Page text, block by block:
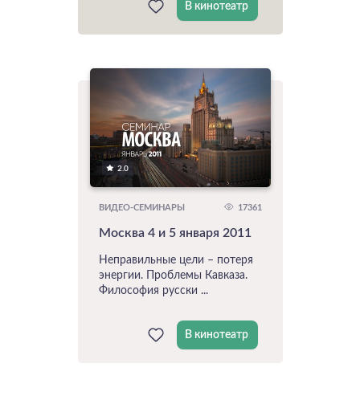
В кинотеатр
2.0
ВИДЕО-СЕМИНАРЫ 17361
Москва 4 и 5 января 2011
Неправильные цели – потеря
энергии. Проблемы Кавказа.
Философия русски ...
В кинотеатр